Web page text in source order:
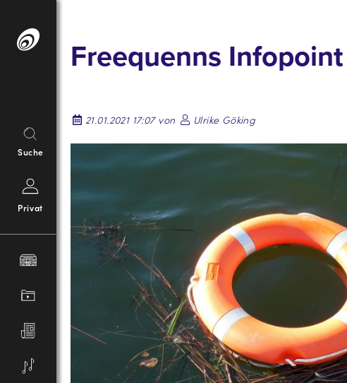
Inhalt
Suche
Privat
Freequenns Infopoint
21.01.2021 17:07 von
Ulrike Göking